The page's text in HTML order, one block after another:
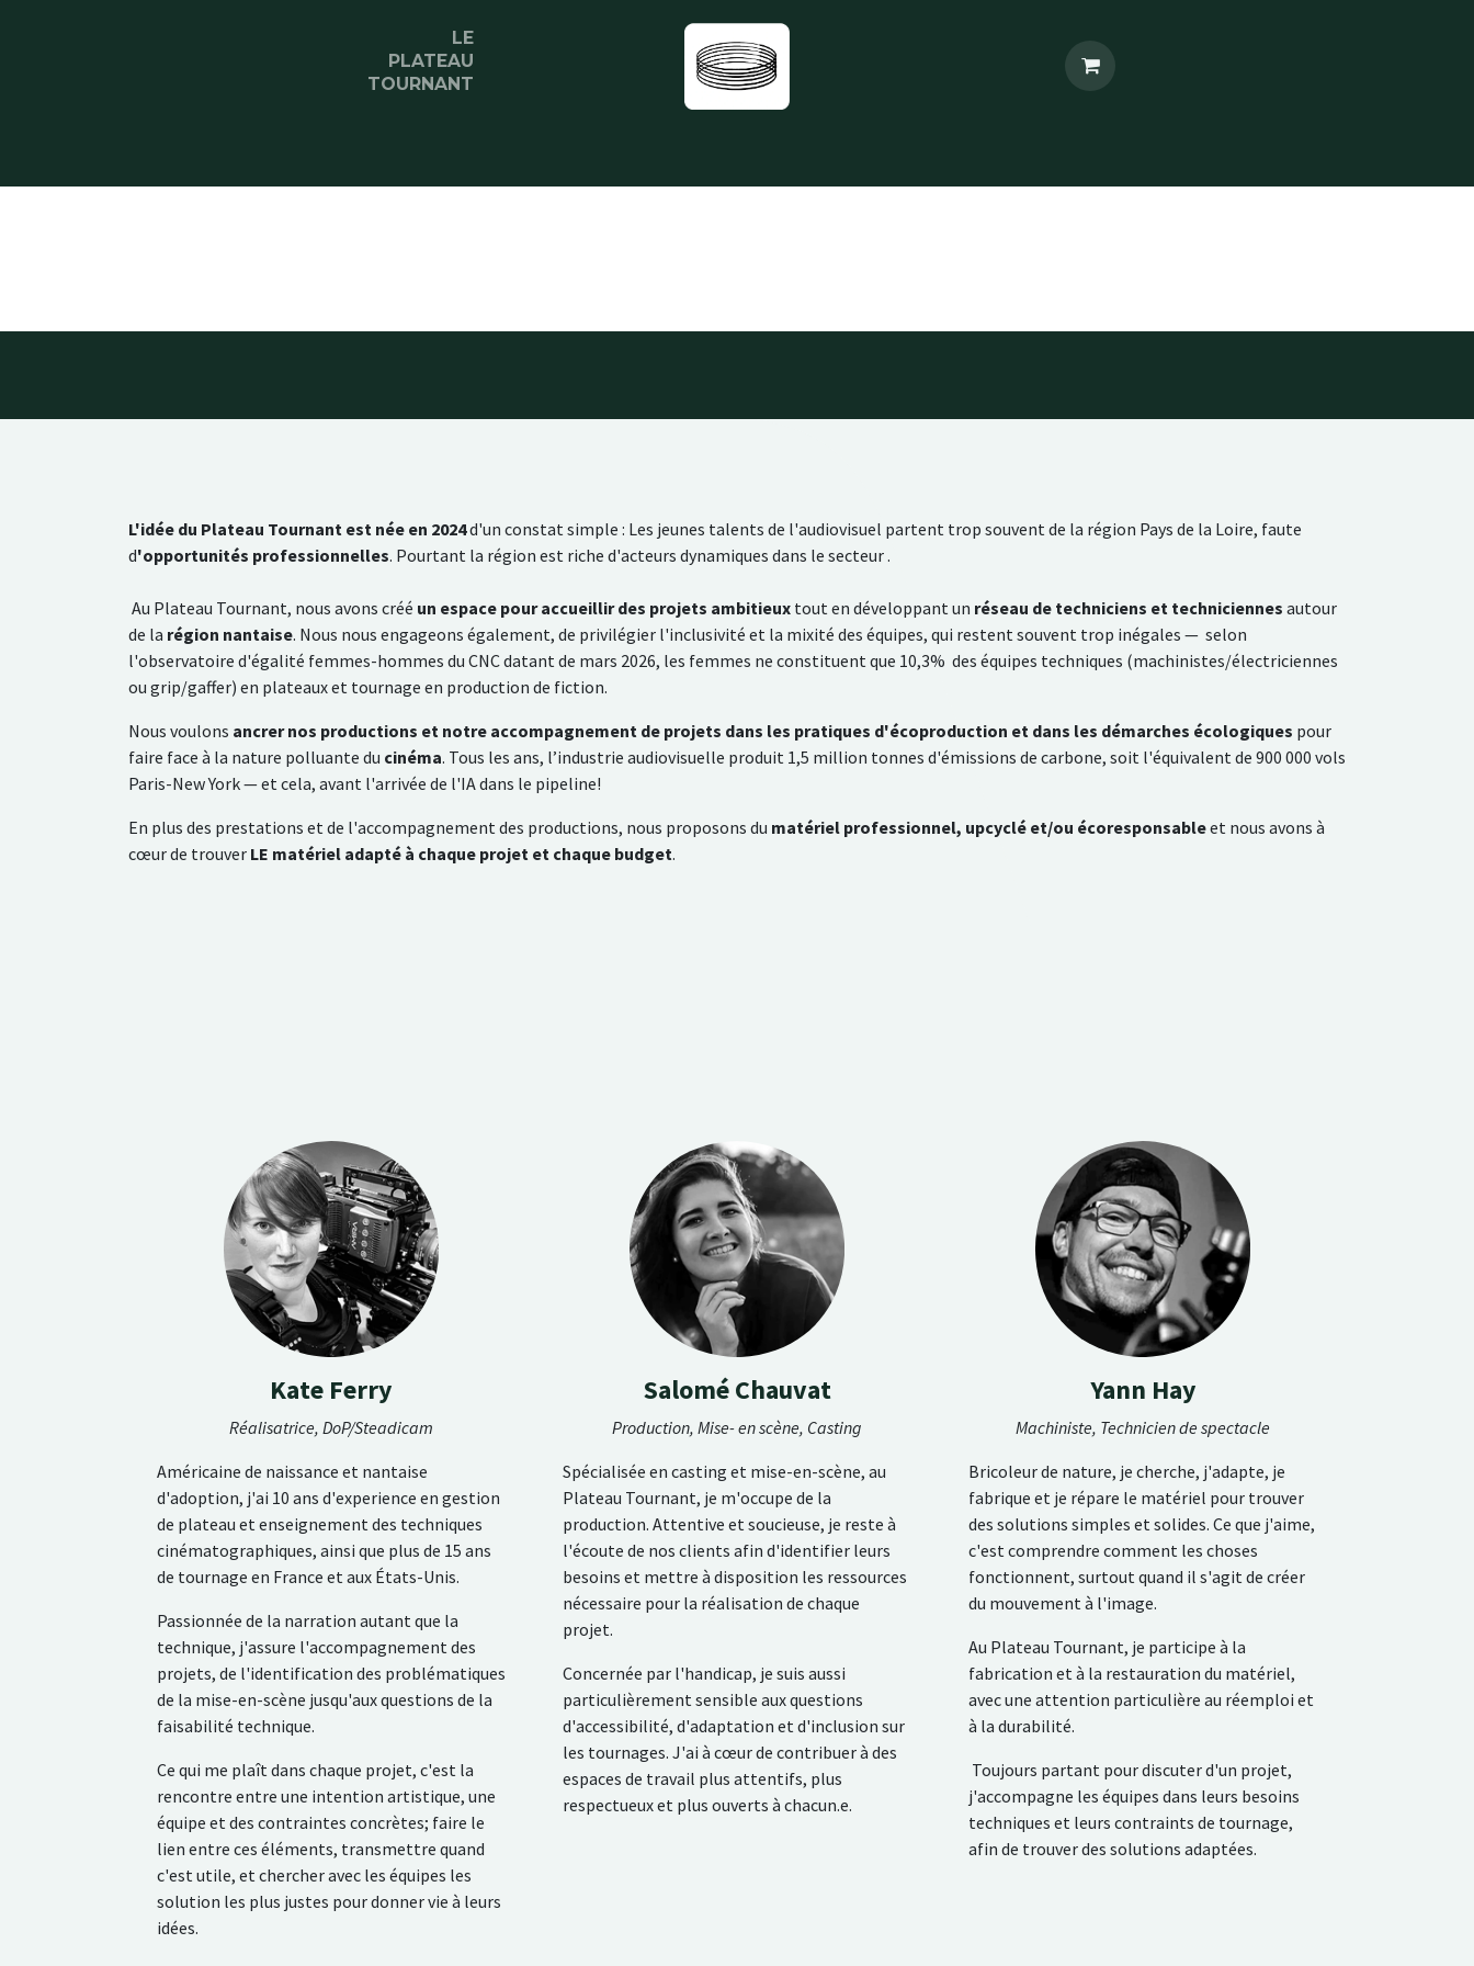
LE
PLATEAU
TOURNANT
L'idée du Plateau Tournant est née en 2024d'un constat simple : Les jeunes talents de l'audiovisuel partent trop souvent de la région Pays de la Loire, faute
d'opportunités professionnelles. Pourtant la région est riche d'acteurs dynamiques dans le secteur .
Au Plateau Tournant, nous avons créé un espace pour accueillir des projets ambitieux tout en développant un réseau de techniciens et techniciennes autour
de la région nantaise. Nous nous engageons également, de privilégier l'inclusivité et la mixité des équipes, qui restent souvent trop inégales — selon
l'observatoire d'égalité femmes-hommes du CNC datant de mars 2026, les femmes ne constituent que 10,3% des équipes techniques (machinistes/électriciennes
ou grip/gaffer) en plateaux et tournage en production de fiction.
Nous voulons ancrer nos productions et notre accompagnement de projets dans les pratiques d'écoproduction et dans les démarches écologiques pour
faire face à la nature polluante du cinéma. Tous les ans, l’industrie audiovisuelle produit 1,5 million tonnes d'émissions de carbone, soit l'équivalent de 900 000 vols
Paris-New York — et cela, avant l'arrivée de l'IA dans le pipeline!
En plus des prestations et de l'accompagnement des productions, nous proposons du matériel professionnel, upcyclé et/ou écoresponsableet nous avons à
cœur de trouver LE matériel adapté à chaque projet et chaque budget.
Salomé Chauvat
Production, Mise- en scène, Casting
Spécialisée en casting et mise-en-scène, au
Plateau Tournant, je m'occupe de la
production. Attentive et soucieuse, je reste à
l'écoute de nos clients afin d'identifier leurs
besoins et mettre à disposition les ressources
nécessaire pour la réalisation de chaque
projet.
Concernée par l'handicap, je suis aussi
particulièrement sensible aux questions
d'accessibilité, d'adaptation et d'inclusion sur
les tournages. J'ai à cœur de contribuer à des
espaces de travail plus attentifs, plus
respectueux et plus ouverts à chacun.e.
Yann Hay
Machiniste, Technicien de spectacle
Bricoleur de nature, je cherche, j'adapte, je
fabrique et je répare le matériel pour trouver
des solutions simples et solides. Ce que j'aime,
c'est comprendre comment les choses
fonctionnent, surtout quand il s'agit de créer
du mouvement à l'image.
Au Plateau Tournant, je participe à la
fabrication et à la restauration du matériel,
avec une attention particulière au réemploi et
à la durabilité.
Toujours partant pour discuter d'un projet,
j'accompagne les équipes dans leurs besoins
techniques et leurs contraints de tournage,
afin de trouver des solutions adaptées.
Kate Ferry
Réalisatrice, DoP/Steadicam
Américaine de naissance et nantaise
d'adoption, j'ai 10 ans d'experience en gestion
de plateau et enseignement des techniques
cinématographiques, ainsi que plus de 15 ans
de tournage en France et aux États-Unis.
Passionnée de la narration autant que la
technique, j'assure l'accompagnement des
projets, de l'identification des problématiques
de la mise-en-scène jusqu'aux questions de la
faisabilité technique.
Ce qui me plaît dans chaque projet, c'est la
rencontre entre une intention artistique, une
équipe et des contraintes concrètes; faire le
lien entre ces éléments, transmettre quand
c'est utile, et chercher avec les équipes les
solution les plus justes pour donner vie à leurs
idées.